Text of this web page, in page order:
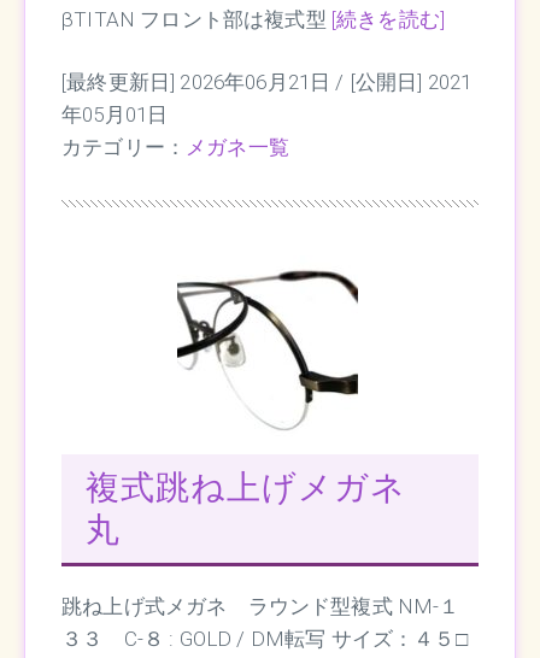
βTITAN フロント部は複式型 [続きを読む]
[最終更新日] 2026年06月21日 / [公開日] 2021
年05月01日
カテゴリー： メガネ一覧
複式跳ね上げメガネ
丸
跳ね上げ式メガネ ラウンド型複式 NM-１
３３ C-８ : GOLD / DM転写 サイズ：４５□